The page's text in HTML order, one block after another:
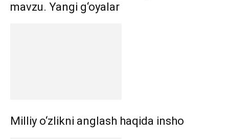
mavzu. Yangi g‘oyalar
Milliy o‘zlikni anglash haqida insho